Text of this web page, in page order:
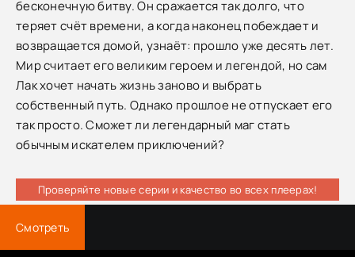
бесконечную битву. Он сражается так долго, что
теряет счёт времени, а когда наконец побеждает и
возвращается домой, узнаёт: прошло уже десять лет.
Мир считает его великим героем и легендой, но сам
Лак хочет начать жизнь заново и выбрать
собственный путь. Однако прошлое не отпускает его
так просто. Сможет ли легендарный маг стать
обычным искателем приключений?
Проверяйте новые серии и качество во всех плеерах!
Смотреть